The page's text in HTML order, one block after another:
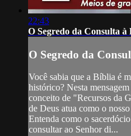
22:43
O Segredo da Consulta à
O Segredo da
Você sabia que a Bíblia é
histórico? Nesta
conceito de "Recursos da
de Deus atua como o
Entenda como o
consultar ao Senhor di...